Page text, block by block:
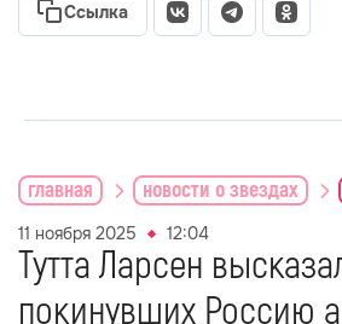
Ссылка
главная новости о звездах
11 ноября 2025 12:04
Тутта Ларсен
покинувших Россию